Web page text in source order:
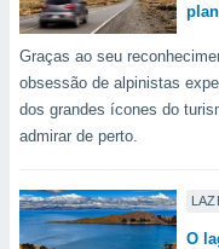
qual se
seu
ou opor-
qualquer
Graças ao seu
obsessão de alpinistas
dos grandes ícones do
admirar de perto.
O